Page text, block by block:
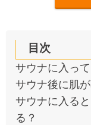
目次
サウナに入っ
サウナ後に肌
サウナに入る
る？